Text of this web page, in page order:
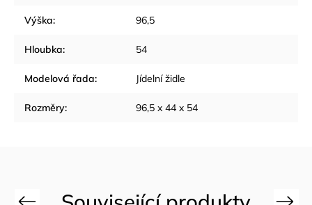
Výška: 96,5
Hloubka: 54
Modelová řada: Jídelní židle
Rozměry: 96,5 x 44 x 54
Previous Next